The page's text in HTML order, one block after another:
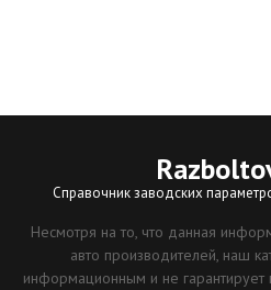
Справочник заводских
Несмотря на то, что данная
авто производителей, наш
информационным и не гарантирует